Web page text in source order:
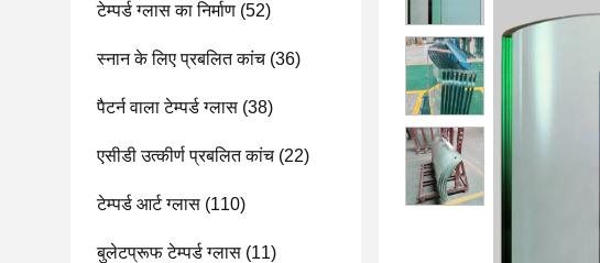
टेम्पर्ड ग्लास का निर्माण (52)
स्नान के लिए प्रबलित कांच (36)
पैटर्न वाला टेम्पर्ड ग्लास (38)
एसीडी उत्कीर्ण प्रबलित कांच (22)
टेम्पर्ड आर्ट ग्लास (110)
बुलेटप्रूफ टेम्पर्ड ग्लास (11)